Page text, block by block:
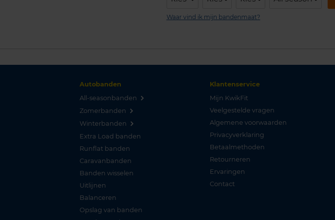
Waar vind ik mijn bandenmaat?
Autobanden
All-seasonbanden
Zomerbanden
Winterbanden
Extra Load banden
Runflat banden
Caravanbanden
Banden wisselen
Uitlijnen
Balanceren
Opslag van banden
Klantenservice
Mijn KwikFit
Veelgestelde vragen
Algemene voorwaarden
Privacyverklaring
Betaalmethoden
Retourneren
Ervaringen
Contact